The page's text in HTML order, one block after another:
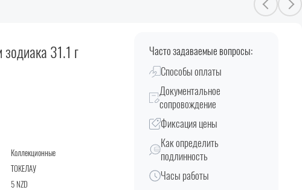
31.1 г
Коллекционные
ТОКЕЛАУ
5 NZD
Часто задаваемые вопросы:
Способы оплаты
Документальное
сопровождение
Фиксация цены
Как определить
подлинность
Часы работы